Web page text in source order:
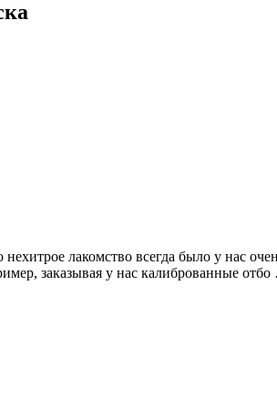
лакомство всегда было у нас
заказывая у нас калиброванные